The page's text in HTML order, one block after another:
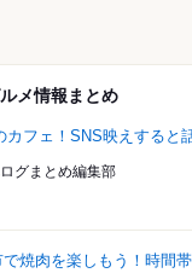
メ情報まとめ
カフェ！SNS映えすると
グまとめ編集部
焼肉を楽しもう！時間